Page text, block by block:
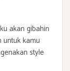
akan gibahin
untuk kamu
style